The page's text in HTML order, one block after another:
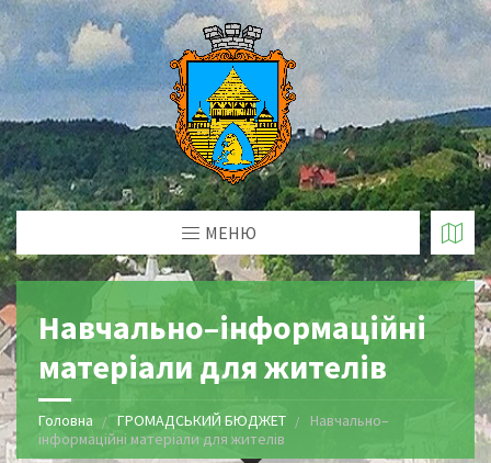
МЕНЮ
Навчально–інформаційні
матеріали для жителів
Головна ГРОМАДСЬКИЙ БЮДЖЕТ
Навчально–
інформаційні матеріали для жителів